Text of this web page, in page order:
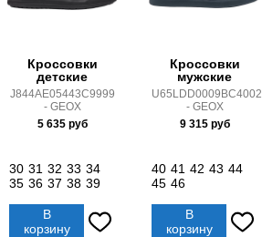
Кроссовки
детские
J844AE05443C9999
- GEOX
5 635руб
30 31 32 33 34
35 36 37 38 39
В
корзину
Кроссовки
мужские
U65LDD0009BC4002
- GEOX
9 315руб
40 41 42 43 44
45 46
В
корзину